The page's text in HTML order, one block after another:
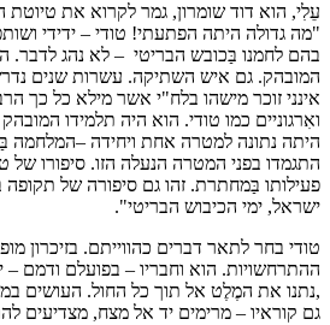
עֵלִי, הוא דוד שומרון, גמר לקרוא את
"מה גדולה היתה הפתעתי! טודי – ידידי
בהם לחמנו בַּכובש הבריטי – לא נהג לדבר.
המובהק. גם איש השתיקה. עשרות שנים
אינני זוכר מישהו בלח"י אשר מילא כל כך
ואִרגוניים כמו טודי. הוא היה תלמידו
היתה נתונה למטרה אחת ויחידה –המלחמה
התגמדו בפני המטרה הנעלה הזו. סיפורו של
פעילותו בַּמחתרת. זהו גם סיפורה של תקופה
ישראל, ימי הכיבוש הבריטי".
טודי בחר לתאר דברים כהווייתם. בזיכרון
ההתרחשויות. הוא וחבריו – בפועלם ודמם –
,נתנו את המֶלֶט אל תוך כל החול. העושים
גם קוראיו – מרימים יד אל מצח, מצדיעים